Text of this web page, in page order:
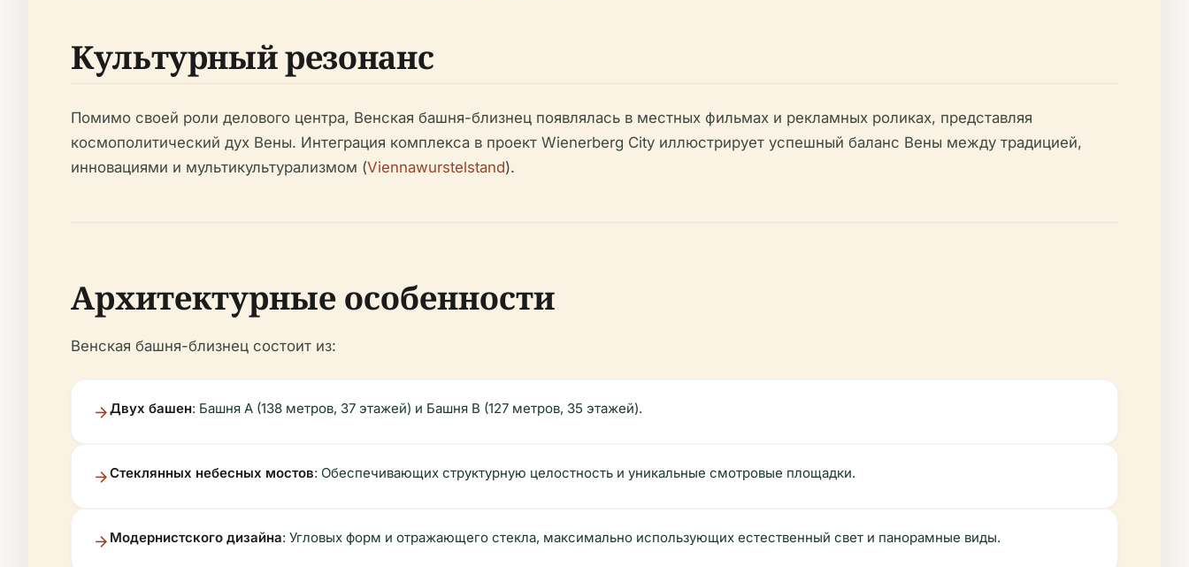
Культурный резонанс
Помимо своей роли делового центра, Венская башня-близнец появлялась в местных фильмах и рекламных роликах, представляя
космополитический дух Вены. Интеграция комплекса в проект Wienerberg City иллюстрирует успешный баланс Вены между традицией,
инновациями и мультикультурализмом (Viennawurstelstand).
Архитектурные особенности
Венская башня-близнец состоит из:
Двух башен: Башня А (138 метров, 37 этажей) и Башня B (127 метров, 35 этажей).
Стеклянных небесных мостов: Обеспечивающих структурную целостность и уникальные смотровые площадки.
Модернистского дизайна: Угловых форм и отражающего стекла, максимально использующих естественный свет и панорамные виды.